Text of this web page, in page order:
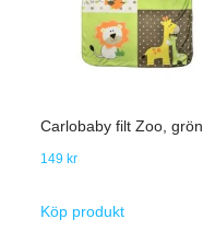
Carlobaby filt Zoo, grön
149 kr
Köp produkt